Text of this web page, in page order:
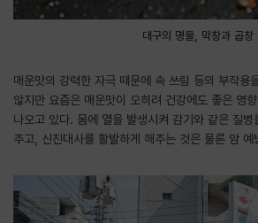
대구의 명물, 막창과 곱창
매운맛의 강력한 자극 때문에 속 쓰림 등의 부작용
않지만 요즘은 매운맛이 오히려 건강에도 좋은 영
나오고 있다. 몸에 열을 발생시켜 감기와 같은 질
주고, 신진대사를 활발하게 해주는 것은 물론 암 예